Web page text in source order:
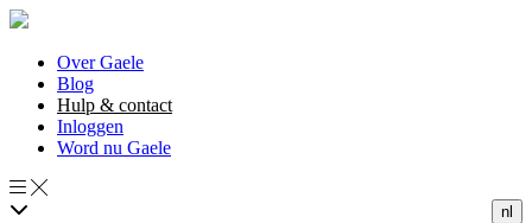
Over Gaele
Blog
Hulp & contact
Inloggen
Word nu Gaele
nl